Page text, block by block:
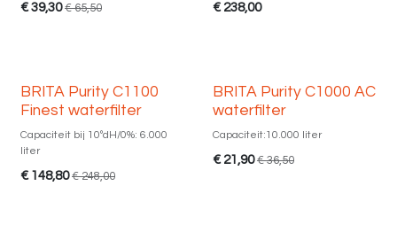
€39,30 €65,50 € 238,00
BRITA Purity C1100
Finest waterfilter
Capaciteit bij 10ºdH/0%: 6.000
liter
€ 148,80 €248,00
BRITA Purity C1000 AC
waterfilter
Capaciteit:10.000 liter
€ 21,90 €36,50